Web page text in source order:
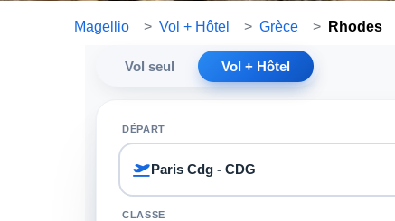
Magellio > Vol + Hôtel > Grèce > Rhodes
Vol seul Vol + Hôtel
DÉPART
CLASSE